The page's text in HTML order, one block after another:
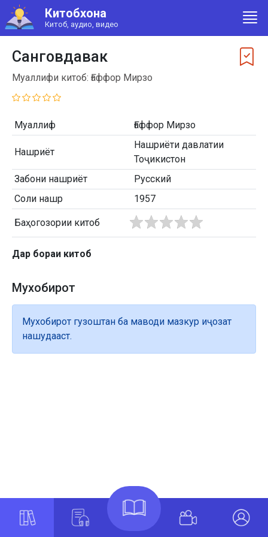
Китобхона
Китоб, аудио, видео
Санговдавак
Муаллифи китоб: Ғаффор Мирзо
Муаллиф Ғаффор Мирзо
Нашриёт
Нашриёти давлатии
Тоҷикистон
Забони нашриёт
Русский
Соли нашр
1957
Баҳогозории китоб
Дар бораи китоб
Мухобирот
Мухобирот гузоштан ба маводи мазкур иҷозат
нашудааст.